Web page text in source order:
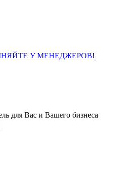
У МЕНЕДЖЕРОВ!
для Вас и Вашего бизнеса